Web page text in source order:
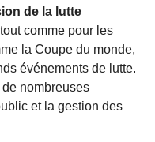
de la lutte
comme pour les
la Coupe du monde,
événements de lutte.
nombreuses
et la gestion des